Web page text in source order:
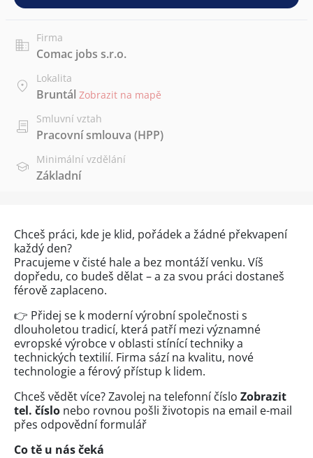
Firma
Comac jobs s.r.o.
Lokalita
Bruntál Zobrazit na mapě
Smluvní vztah
Pracovní smlouva (HPP)
Minimální vzdělání
Základní
Chceš práci, kde je klid, pořádek a žádné překvapení
každý den?
Pracujeme v čisté hale a bez montáží venku. Víš
dopředu, co budeš dělat – a za svou práci dostaneš
férově zaplaceno.
👉 Přidej se k moderní výrobní společnosti s
dlouholetou tradicí, která patří mezi významné
evropské výrobce v oblasti stínící techniky a
technických textilií. Firma sází na kvalitu, nové
technologie a férový přístup k lidem.
Chceš vědět více? Zavolej na telefonní číslo Zobrazit
tel. číslo nebo rovnou pošli životopis na email e-mail
přes odpovědní formulář
Co tě u nás čeká